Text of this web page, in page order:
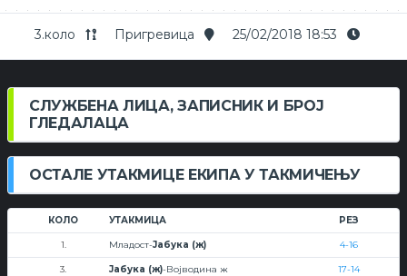
3.коло Пригревица 25/02/2018 18:53
СЛУЖБЕНА ЛИЦА, ЗАПИСНИК И БРОЈ
ГЛЕДАЛАЦА
ОСТАЛЕ УТАКМИЦЕ ЕКИПА У ТАКМИЧЕЊУ
КОЛО УТАКМИЦА РЕЗ
1. Младост-Јабука (ж) 4-16
3. Јабука (ж)-Војводина ж 17-14